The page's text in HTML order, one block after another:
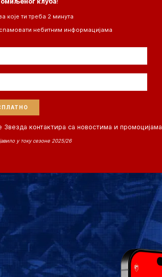
које ти треба 2 минута
небитним информацијама
контактира са новостима и промоцијама
у току сезоне 2025/26